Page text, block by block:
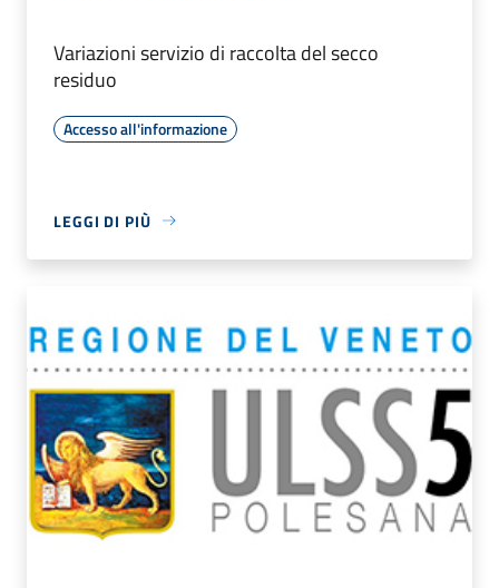
Variazioni servizio di raccolta del secco
residuo
Accesso all'informazione
LEGGI DI PIÙ